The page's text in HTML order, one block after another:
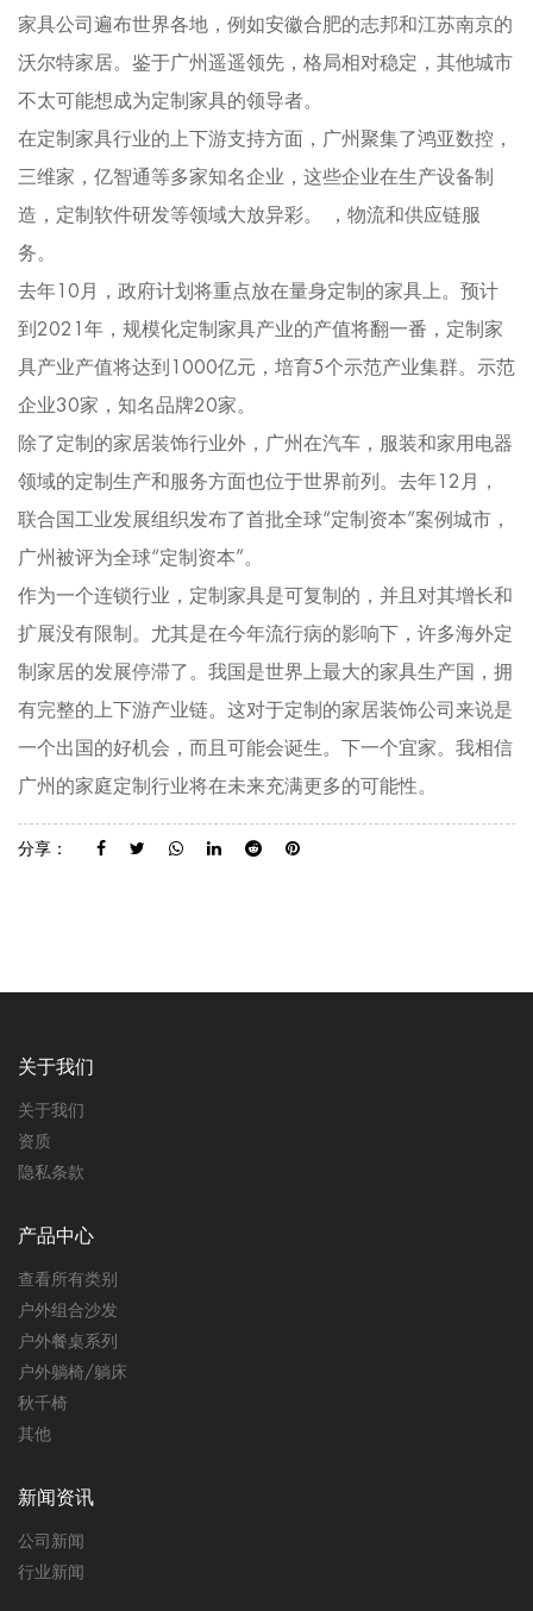
家具公司遍布世界各地，例如安徽合肥的志邦和江苏南京的
沃尔特家居。鉴于广州遥遥领先，格局相对稳定，其他城市
不太可能想成为定制家具的领导者。
在定制家具行业的上下游支持方面，广州聚集了鸿亚数控，
三维家，亿智通等多家知名企业，这些企业在生产设备制
造，定制软件研发等领域大放异彩。 ，物流和供应链服
务。
去年10月，政府计划将重点放在量身定制的家具上。预计
到2021年，规模化定制家具产业的产值将翻一番，定制家
具产业产值将达到1000亿元，培育5个示范产业集群。示范
企业30家，知名品牌20家。
除了定制的家居装饰行业外，广州在汽车，服装和家用电器
领域的定制生产和服务方面也位于世界前列。去年12月，
联合国工业发展组织发布了首批全球“定制资本”案例城市，
广州被评为全球“定制资本”。
作为一个连锁行业，定制家具是可复制的，并且对其增长和
扩展没有限制。尤其是在今年流行病的影响下，许多海外定
制家居的发展停滞了。我国是世界上最大的家具生产国，拥
有完整的上下游产业链。这对于定制的家居装饰公司来说是
一个出国的好机会，而且可能会诞生。下一个宜家。我相信
广州的家庭定制行业将在未来充满更多的可能性。
分享：
关于我们
关于我们
资质
隐私条款
产品中心
查看所有类别
户外组合沙发
户外餐桌系列
户外躺椅/躺床
秋千椅
其他
新闻资讯
公司新闻
行业新闻